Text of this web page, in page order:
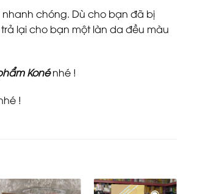
chóng. Dù cho bạn đã bị
lại cho bạn một làn da đều màu
Konénhé !
!